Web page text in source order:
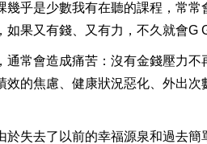
乎是少數我有在聽的課程，常
果又有錢、又有力，不久就會G
常會造成痛苦：沒有金錢壓力
的焦慮、健康狀況惡化、外出次
失去了以前的幸福源泉和過去